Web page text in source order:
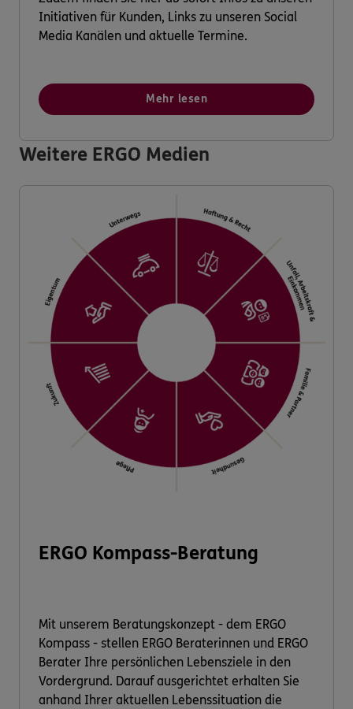
Initiativen für Kunden, Links zu unseren Social
Media Kanälen und aktuelle Termine.
Mehr lesen
Weitere ERGO Medien
ERGO Kompass-Beratung
Mit unserem Beratungskonzept - dem ERGO
Kompass - stellen ERGO Beraterinnen und ERGO
Berater Ihre persönlichen Lebensziele in den
Vordergrund. Darauf ausgerichtet erhalten Sie
anhand Ihrer aktuellen Lebenssituation die